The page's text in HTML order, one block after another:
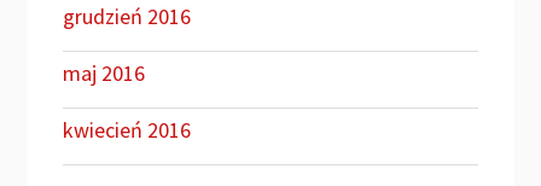
grudzień 2016
maj 2016
kwiecień 2016